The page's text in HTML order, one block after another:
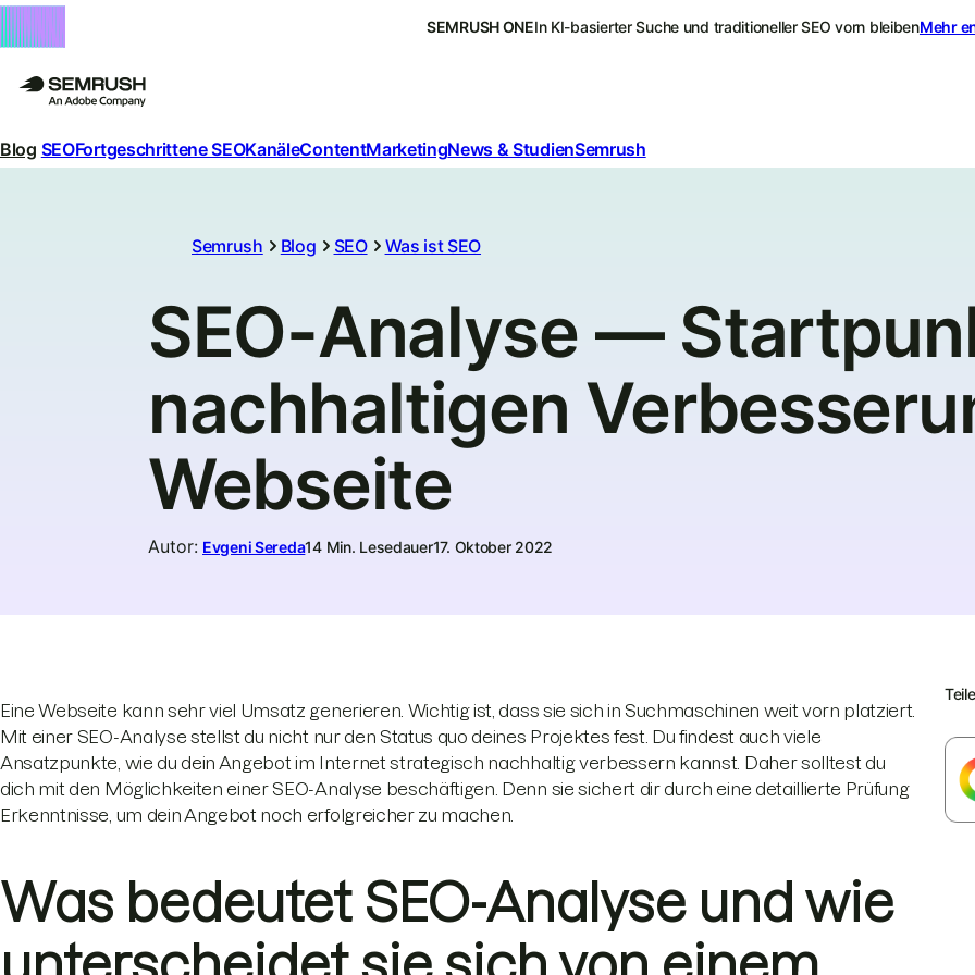
SEMRUSH ONEIn KI-basierter Suche und traditioneller SEO vorn bleibenMehr
Blog SEOFortgeschrittene SEOKanäleContentMarketingNews & StudienSemrush
Semrush Blog SEO Was ist SEO
SEO-Analyse —
nachhaltigen
Webseite
Autor: Evgeni Sereda14 Min. Lesedauer17. Oktober 2022
Eine Webseite kann sehr viel Umsatz generieren. Wichtig ist, dass sie sich in Suchmaschinen weit vorn platziert.
Mit einer SEO-Analyse stellst du nicht nur den Status quo deines Projektes fest. Du findest auch viele
Ansatzpunkte, wie du dein Angebot im Internet strategisch nachhaltig verbessern kannst. Daher solltest du
dich mit den Möglichkeiten einer SEO-Analyse beschäftigen. Denn sie sichert dir durch eine detaillierte Prüfung
Erkenntnisse, um dein Angebot noch erfolgreicher zu machen.
Was bedeutet SEO-Analyse und wie